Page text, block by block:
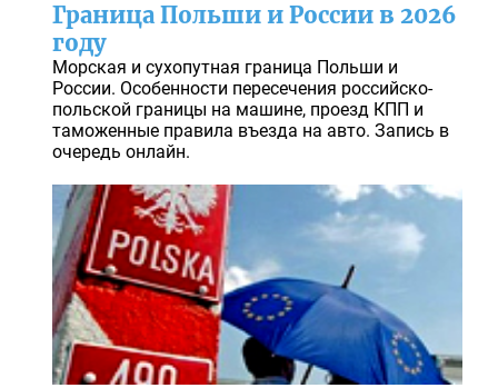
Граница Польши и России в 2026
году
Морская и сухопутная граница Польши и
России. Особенности пересечения российско-
польской границы на машине, проезд КПП и
таможенные правила въезда на авто. Запись в
очередь онлайн.